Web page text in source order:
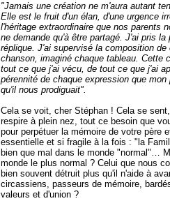
"Jamais une création ne m'aura autant
Elle est le fruit d'un élan, d'une urgence
l'héritage extraordinaire que nos parents
ne demande qu'à être partagé. J'ai pris la
réplique. J'ai supervisé la composition
chanson, imaginé chaque tableau. Cette
tout ce que j'ai vécu, de tout ce que j'ai
pérennité de chaque expression que
qu'il nous prodiguait".
Cela se voit, cher Stéphan ! Cela se
respire à plein nez, tout ce besoin que
pour perpétuer la mémoire de votre père
essentielle et si fragile à la fois : "la
bien que mal dans le monde "normal"…
monde le plus normal ? Celui que nous
bien souvent détruit plus qu'il n'aide à
circassiens, passeurs de mémoire,
valeurs et d'union ?